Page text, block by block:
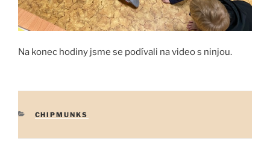
Na konec hodiny jsme se podívali na video s ninjou.
RUBRIKY
CHIPMUNKS